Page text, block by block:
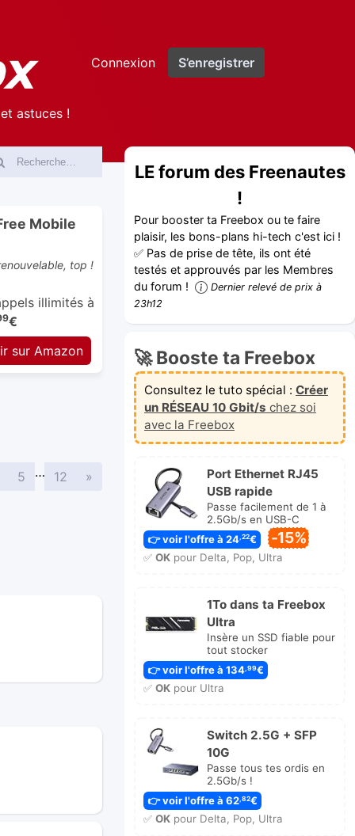
Connexion S’enregistrer
astuces !
Mobile
top !
illimités à
€
sur Amazon
5 … 12 »
LE forum des Freenautes
!
Pour booster ta Freebox ou te faire
plaisir, les bons-plans hi-tech c'est ici !
✅ Pas de prise de tête, ils ont été
testés et approuvés par les Membres
du forum !
Dernier relevé de prix à
23h12
🚀 Booste ta Freebox
Consultez le tuto spécial : Créer
un RÉSEAU 10 Gbit/s chez soi
avec la Freebox
Port Ethernet RJ45
USB rapide
Passe facilement de 1 à
2.5Gb/s en USB-C
👉 voir l'offre à 24,22€ -15%
✅ OKpour Delta, Pop, Ultra
1To dans ta Freebox
Ultra
Insère un SSD fiable pour
tout stocker
👉 voir l'offre à 134 ,99€
✅ OKpour Ultra
Switch 2.5G + SFP
10G
Passe tous tes ordis en
2.5Gb/s !
👉 voir l'offre à 62,82€
✅ OKpour Delta, Pop, Ultra